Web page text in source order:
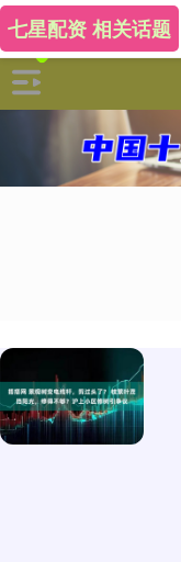
七星配资 相关话题